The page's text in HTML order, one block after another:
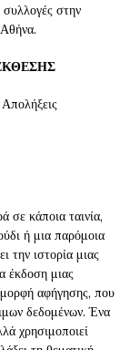
συλλογές στην
σε κάποια ταινία,
ή μια παρόμοια
την ιστορία μιας
έκδοση μιας
μορφή αφήγησης, που
δεδομένων. Ένα
χρησιμοποιεί